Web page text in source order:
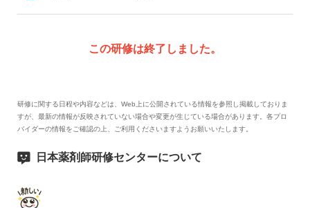
この研修は終了しました。
研修に関する日程や内容などは、Web上に公開されている情報を参照し掲載しておりま
すが、最新の情報が反映されていない場合や変更が生じている場合があります。各プロ
バイダーの情報をご確認の上、ご利用くださいますようお願いいたします。
日本薬剤師研修センターについて